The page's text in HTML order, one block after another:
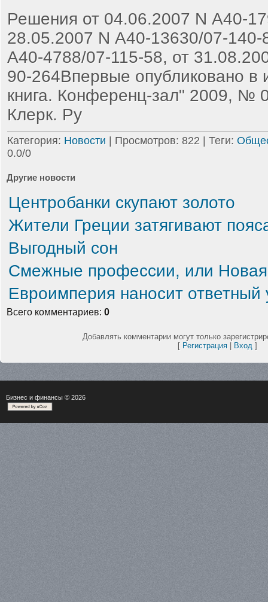
Решения от 04.06.2007 N А40-
28.05.2007 N А40-13630/07-140-
А40-4788/07-115-58, от
90-264Впервые опубликовано в
книга. Конференц-зал" 2009, №
Клерк. Ру
Категория: Новости Просмотров: 822 | Теги:
0.0/0
Другие новости
Центробанки скупают золото
Жители Греции затягивают
Выгодный сон
Смежные профессии, или Новая
Евроимперия наносит ответный
Всего комментариев: 0
Добавлять комментарии могут только
[ Регистрация Вход ]
Бизнес и финансы © 2026